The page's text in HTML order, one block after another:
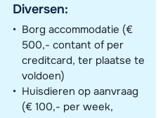
Diversen:
Borg accommodatie (€
500,- contant of per
creditcard, ter plaatse te
voldoen)
Huisdieren op aanvraag
(€ 100,- per week,